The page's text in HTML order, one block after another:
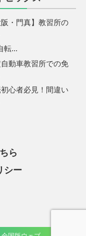
阪・門真】教習所の
転...
動車教習所での免
心者必見！間違い
ら
シー